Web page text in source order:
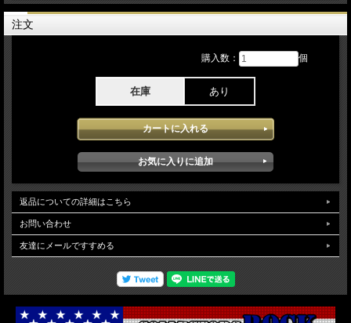
Cyndi Lauper at Rock in Rio Lisboa 2026 6月27日[Rock in Rio Lisboa 2026] でのス
の人気の高さを改めて感じられるPerformanceとなりステージにおいても気力を振
ドでフェスにおけるコンパクトなセットながらとても充実感の感じられる最高なラ
イブとなっています。bonustrackで2013年のNYでのライブが収録されています。
映像クオリティはProソースが使用され製品化されており安定した高画質で楽しめ
ます。(NTSC Menu Chapter region02仕様)
注文
購入数： 個
在庫 あり
返品についての詳細はこちら
お問い合わせ
友達にメールですすめる